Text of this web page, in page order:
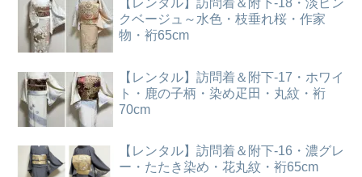
【レンタル】訪問着＆附下-18・淡ピン
クベージュ～水色・枝垂れ桜・作家
物・裄65cm
【レンタル】訪問着＆附下-17・ホワイ
ト・鹿の子柄・染め疋田・丸紋・裄
70cm
【レンタル】訪問着＆附下-16・濃グレ
ー・たたき染め・花丸紋・裄65cm